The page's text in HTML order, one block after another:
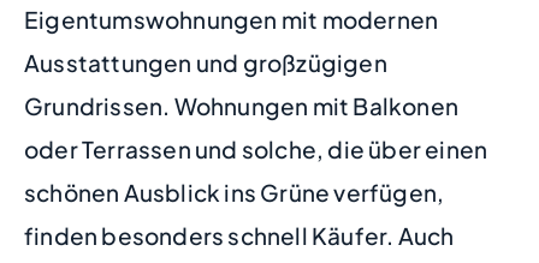
Eigentumswohnungen mit modernen
Ausstattungen und großzügigen
Grundrissen. Wohnungen mit Balkonen
oder Terrassen und solche, die über einen
schönen Ausblick ins Grüne verfügen,
finden besonders schnell Käufer. Auch